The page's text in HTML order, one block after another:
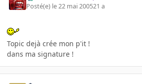
Posté(e) le 22 mai 200521 a
Topic dejà crée mon p'it !
dans ma signature !